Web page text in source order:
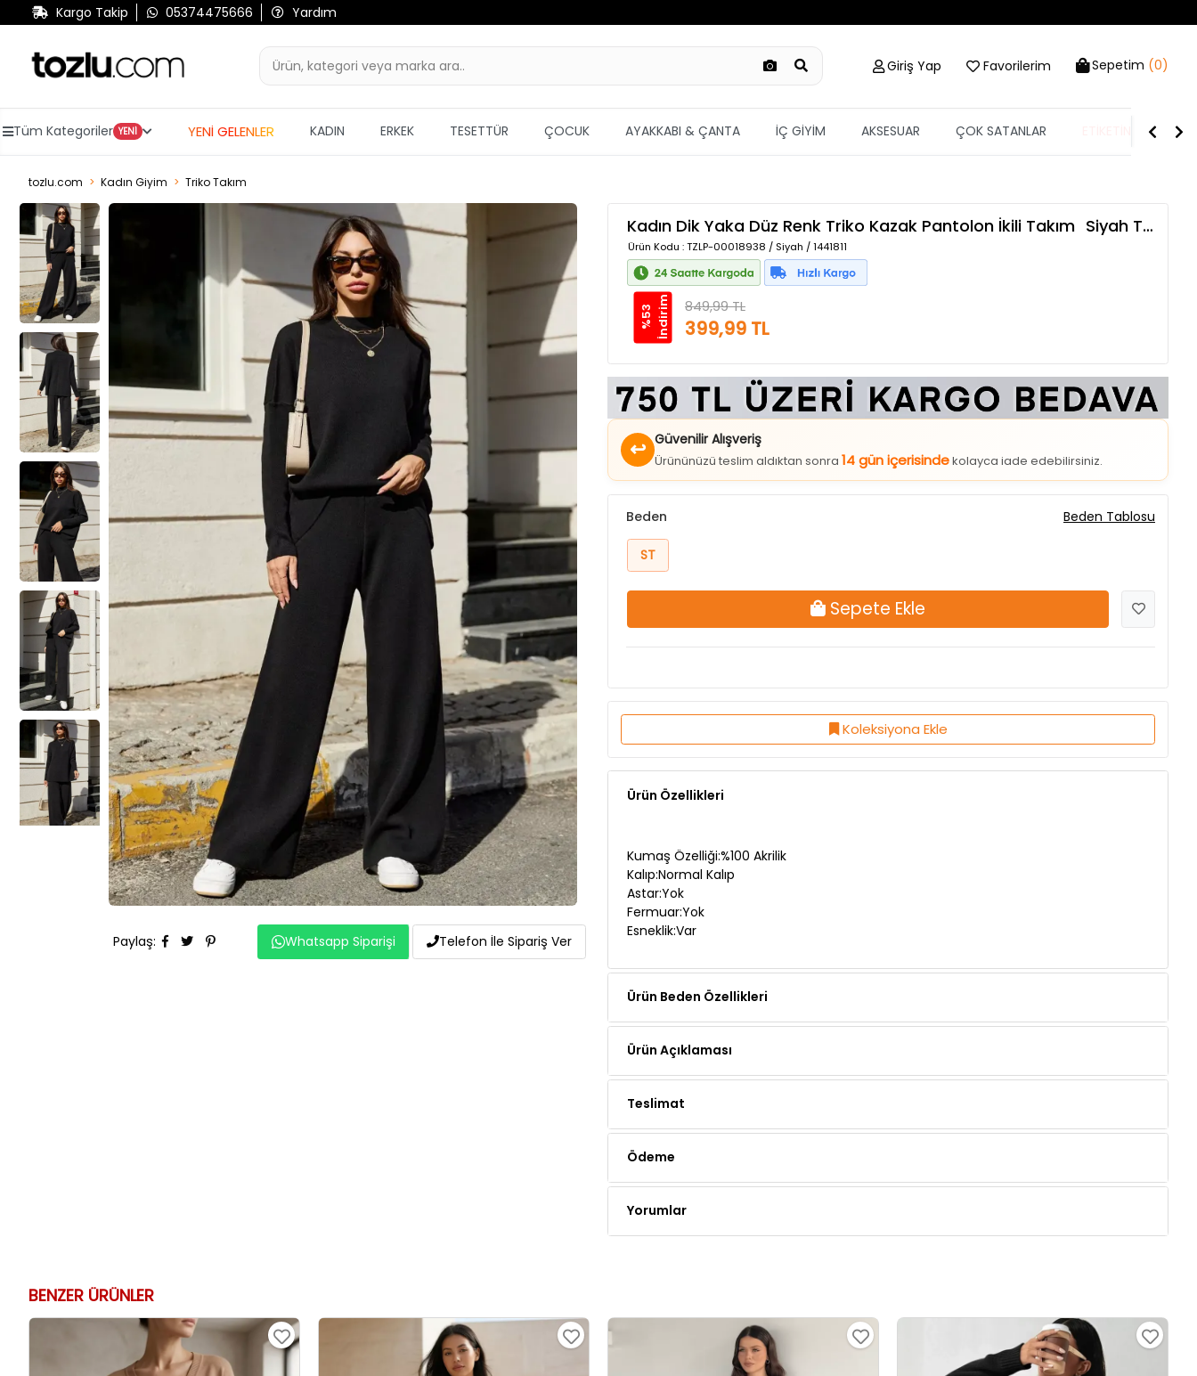
Kargo Takip 05374475666 Yardım
Giriş Yap Favorilerim Sepetim (0)
Tüm Kategoriler YENİ YENİ GELENLER KADIN ERKEK TESETTÜR ÇOCUK AYAKKABI & ÇANTA İÇ GİYİM AKSESUAR ÇOK SATANLAR ETİKETİN YARISI
tozlu.com Kadın Giyim Triko Takım
Paylaş: Whatsapp Siparişi Telefon İle Sipariş Ver
Kadın Dik Yaka Düz Renk Triko Kazak Pantolon İkili Takım Siyah TZLP-00018938
Ürün Kodu : TZLP-00018938 / Siyah / 1441811
%
5
3
İ
n
d
i
r
i m 849,99 TL
399,99 TL
↩ Güvenilir Alışveriş
Ürününüzü teslim aldıktan sonra14 gün içerisindekolayca iade edebilirsiniz.
ST
Koleksiyona Ekle
Ürün Özellikleri
Astar:Yok
Fermuar:Yok
Esneklik:Var
Teslimat